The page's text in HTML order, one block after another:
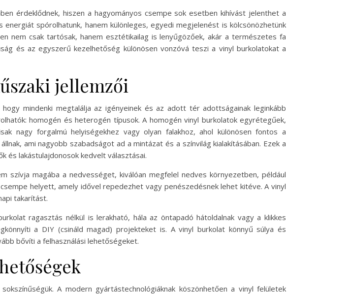
érdeklődnek, hiszen a hagyományos csempe sok esetben kihívást jelenthet a
spórolhatunk, hanem különleges, egyedi megjelenést is kölcsönözhetünk
nem csak tartósak, hanem esztétikailag is lenyűgözőek, akár a természetes fa
és az egyszerű kezelhetőség különösen vonzóvá teszi a vinyl burkolatokat a
jellemzői
mindenki megtalálja az igényeinek és az adott tér adottságainak leginkább
homogén és heterogén típusok. A homogén vinyl burkolatok egyrétegűek,
nagy forgalmú helyiségekhez vagy olyan falakhoz, ahol különösen fontos a
ami nagyobb szabadságot ad a mintázat és a színvilág kialakításában. Ezek a
és lakástulajdonosok kedvelt választásai.
szívja magába a nedvességet, kiválóan megfelel nedves környezetben, például
helyett, amely idővel repedezhet vagy penészedésnek lehet kitéve. A vinyl
takarítást.
ragasztás nélkül is lerakható, hála az öntapadó hátoldalnak vagy a klikkes
a DIY (csináld magad) projekteket is. A vinyl burkolat könnyű súlya és
bővíti a felhasználási lehetőségeket.
A modern gyártástechnológiáknak köszönhetően a vinyl felületek